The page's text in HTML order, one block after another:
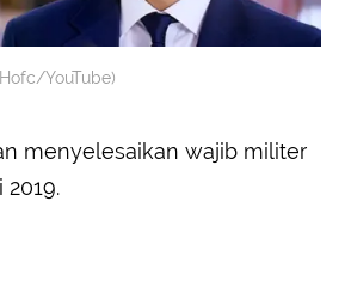
YouTube)
menyelesaikan wajib militer
2019.